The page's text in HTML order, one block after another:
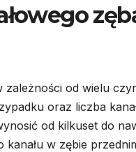
od wielu
oraz liczba
od kilkuset do
w zębie